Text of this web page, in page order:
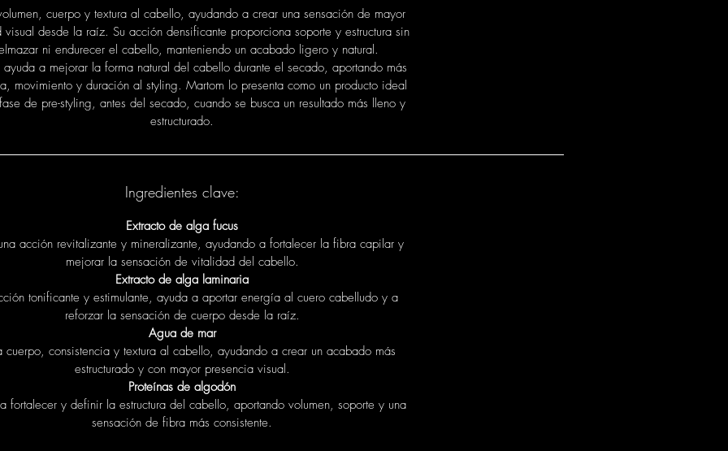
cuerpo y textura al cabello, ayudando a crear una sensación de mayor
visual desde la raíz. Su acción densificante proporciona soporte y estructura sin
ni endurecer el cabello, manteniendo un acabado ligero y natural.
ayuda a mejorar la forma natural del cabello durante el secado, aportando más
movimiento y duración al styling. Martom lo presenta como un producto ideal
de pre-styling, antes del secado, cuando se busca un resultado más lleno y
estructurado.
Ingredientes clave:
Extracto de alga fucus
acción revitalizante y mineralizante, ayudando a fortalecer la fibra capilar y
mejorar la sensación de vitalidad del cabello.
Extracto de alga laminaria
tonificante y estimulante, ayuda a aportar energía al cuero cabelludo y a
reforzar la sensación de cuerpo desde la raíz.
Agua de mar
cuerpo, consistencia y textura al cabello, ayudando a crear un acabado más
estructurado y con mayor presencia visual.
Proteínas de algodón
fortalecer y definir la estructura del cabello, aportando volumen, soporte y una
sensación de fibra más consistente.